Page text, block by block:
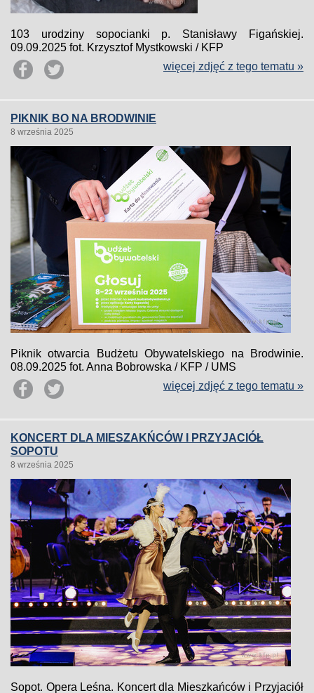
103 urodziny sopocianki p. Stanisławy Figańskiej.
09.09.2025 fot. Krzysztof Mystkowski / KFP
więcej zdjęć z tego tematu »
PIKNIK BO NA BRODWINIE
8 września 2025
Piknik otwarcia Budżetu Obywatelskiego na Brodwinie.
08.09.2025 fot. Anna Bobrowska / KFP / UMS
więcej zdjęć z tego tematu »
KONCERT DLA MIESZAKŃCÓW I PRZYJACIÓŁ
SOPOTU
8 września 2025
Sopot. Opera Leśna. Koncert dla Mieszkańców i Przyjaciół